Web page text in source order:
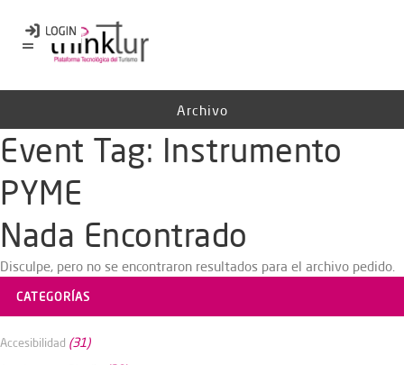
Archivo
Event Tag: Instrumento
PYME
Nada Encontrado
Disculpe, pero no se encontraron resultados para el archivo pedido.
CATEGORÍAS
Accesibilidad (31)